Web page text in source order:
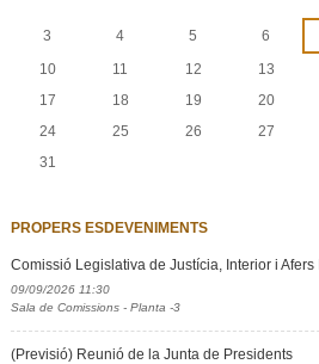
3
4 5 6
10
11 12 13
17
18 19 20
24
25 26 27
31
PROPERS ESDEVENIMENTS
Comissió Legislativa de Justícia, Interior i Afers
09/09/2026 11:30
Sala de Comissions - Planta -3
(Previsió) Reunió de la Junta de Presidents